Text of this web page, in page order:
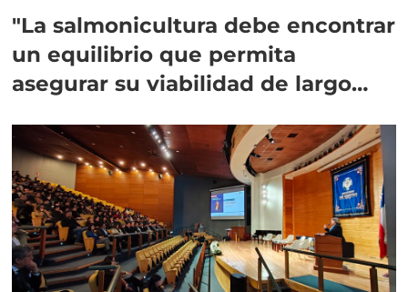
"La salmonicultura debe encontrar
un equilibrio que permita
asegurar su viabilidad de largo